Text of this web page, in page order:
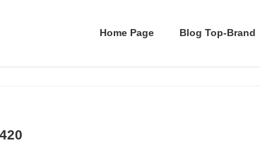
Home Page Blog Top-Brand